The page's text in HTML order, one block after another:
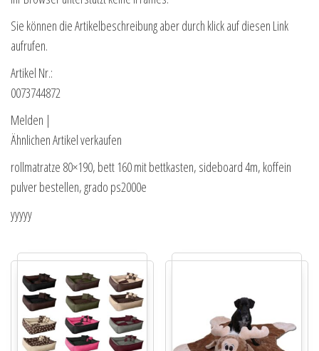
Sie können die Artikelbeschreibung aber durch klick auf diesen Link
aufrufen.
Artikel Nr.:
0073744872
Melden |
Ähnlichen Artikel verkaufen
rollmatratze 80×190, bett 160 mit bettkasten, sideboard 4m, koffein
pulver bestellen, grado ps2000e
yyyyy